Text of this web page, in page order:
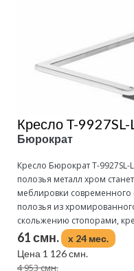
Кресло T-
Бюрократ
Кресло Бюрократ T-
полозья металл хром
меблировки
полозья из
скольжению стопорами,
61 смн.
x 24 мес.
Цена 1 126 смн.
4 953 смн.